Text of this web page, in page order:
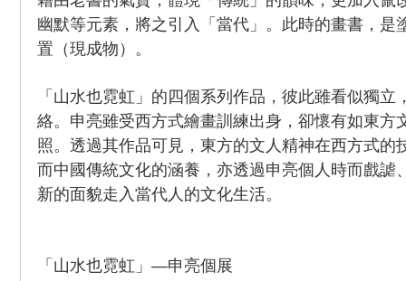
幽默等元素，將之引入「當代」。此時的畫書，是
置（現成物）。
「山水也霓虹」的四個系列作品，彼此雖看似獨
絡。申亮雖受西方式繪畫訓練出身，卻懷有如東方
照。透過其作品可見，東方的文人精神在西方式的
而中國傳統文化的涵養，亦透過申亮個人時而戲謔
新的面貌走入當代人的文化生活。
「山水也霓虹」—申亮個展